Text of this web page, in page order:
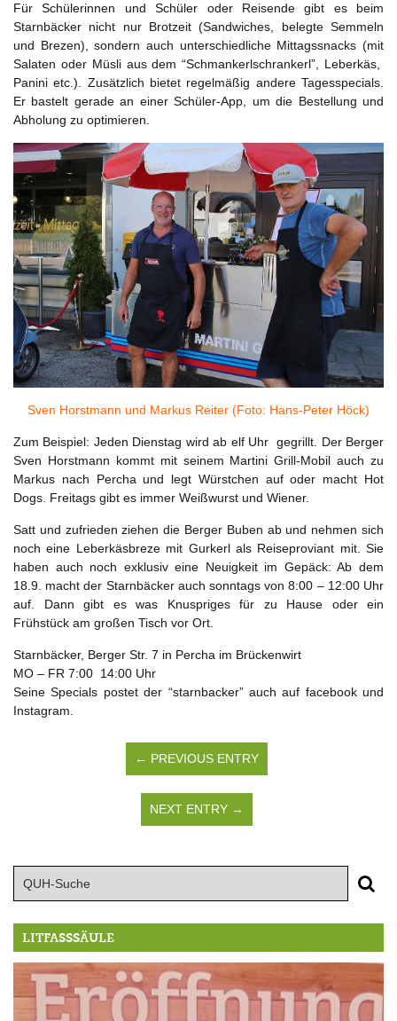
Für Schülerinnen und Schüler oder Reisende gibt es beim
Starnbäcker nicht nur Brotzeit (Sandwiches, belegte Semmeln
und Brezen), sondern auch unterschiedliche Mittagssnacks (mit
Salaten oder Müsli aus dem “Schmankerlschrankerl”, Leberkäs,
Panini etc.). Zusätzlich bietet regelmäßig andere Tagesspecials.
Er bastelt gerade an einer Schüler-App, um die Bestellung und
Abholung zu optimieren.
Sven Horstmann und Markus Reiter (Foto: Hans-Peter Höck)
Zum Beispiel: Jeden Dienstag wird ab elf Uhr gegrillt. Der Berger
Sven Horstmann kommt mit seinem Martini Grill-Mobil auch zu
Markus nach Percha und legt Würstchen auf oder macht Hot
Dogs. Freitags gibt es immer Weißwurst und Wiener.
Satt und zufrieden ziehen die Berger Buben ab und nehmen sich
noch eine Leberkäsbreze mit Gurkerl als Reiseproviant mit. Sie
haben auch noch exklusiv eine Neuigkeit im Gepäck: Ab dem
18.9. macht der Starnbäcker auch sonntags von 8:00 – 12:00 Uhr
auf. Dann gibt es was Knuspriges für zu Hause oder ein
Frühstück am großen Tisch vor Ort.
Starnbäcker, Berger Str. 7 in Percha im Brückenwirt
MO – FR 7:00 14:00 Uhr
Seine Specials postet der “starnbacker” auch auf facebook und
Instagram.
← PREVIOUS ENTRY
NEXT ENTRY →
LITFASSSÄULE